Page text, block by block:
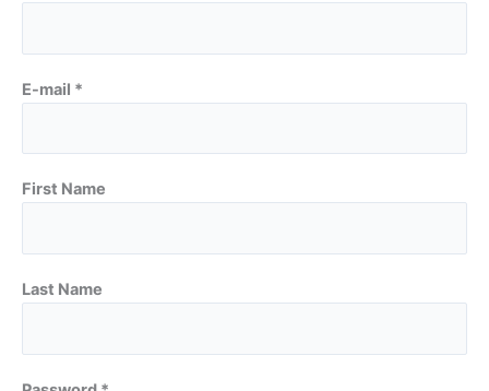
E-mail *
First Name
Last Name